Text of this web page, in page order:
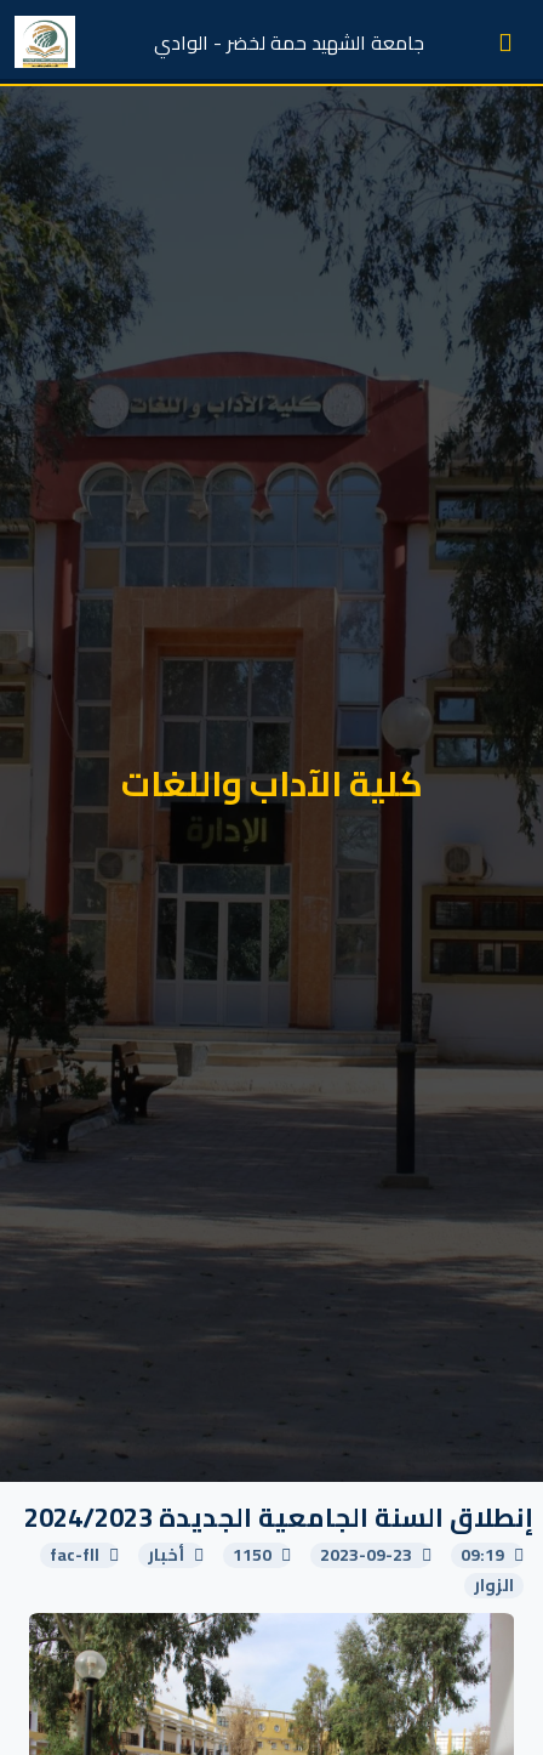
جامعة الشهيد حمة لخضر - الوادي
كلية الآداب واللغات
إنطلاق السنة الجامعية الجديدة 2024/2023
09:19
2023-09-23
1150 أخبار
fac-fll
الزوار